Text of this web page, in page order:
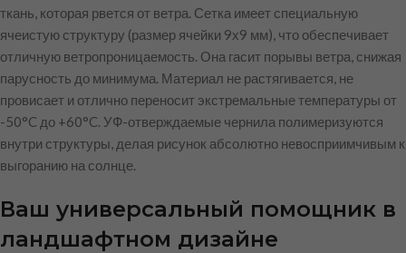
ткань, которая рвется от ветра. Сетка имеет специальную
ячеистую структуру (размер ячейки 9х9 мм), что обеспечивает
отличную ветропроницаемость. Она гасит порывы ветра, снижая
парусность до минимума. Материал не растягивается, не
провисает и отлично переносит экстремальные температуры от
-50°C до +60°C. УФ-отверждаемые чернила полимеризуются
внутри структуры, делая рисунок абсолютно невосприимчивым к
выгоранию на солнце.
Ваш универсальный помощник в
ландшафтном дизайне